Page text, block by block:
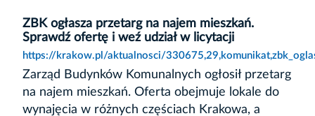
ZBK ogłasza przetarg na najem mieszkań.
Sprawdź ofertę i weź udział w licytacji
https://krakow.pl/aktualnosci/
Zarząd Budynków Komunalnych ogłosił przetarg
na najem mieszkań. Oferta obejmuje lokale do
wynajęcia w różnych częściach Krakowa, a